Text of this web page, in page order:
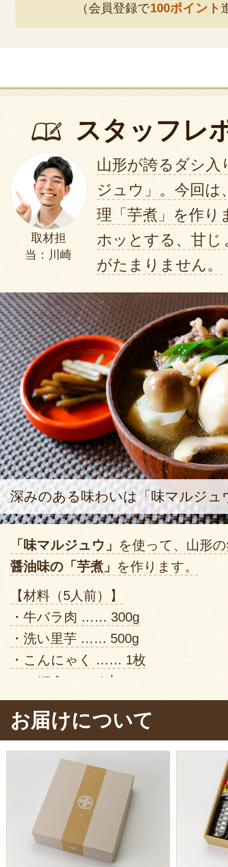
（会員登録で100ポイント
スタッフレ
取材担
当：川崎
山形が誇るダシ入
ジュウ」。今回は
理「芋煮」を作り
ホッとする、甘じ
がたまりません。
深みのある味わいは「味マルジュ
「味マルジュウ」
を使って、山形
醤油味の「芋煮」
を作ります。
【材料（5人前）】
・牛バラ肉 …… 300g
・洗い里芋 …… 500g
・こんにゃく …… 1枚
・ごぼう …… 1本
・舞茸 …… 1パック
・しめじ …… 1パック
・水 …… 1500cc
・味マルジュウ …… 150cc
・砂糖 …… 大さじ1.5
・塩 …… 大さじ1.5
【作り方】
お届けについて